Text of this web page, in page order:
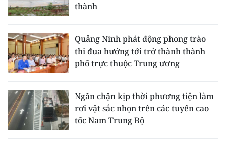
thành
Quảng Ninh phát động phong trào
thi đua hướng tới trở thành thành
phố trực thuộc Trung ương
Ngăn chặn kịp thời phương tiện làm
rơi vật sắc nhọn trên các tuyến cao
tốc Nam Trung Bộ